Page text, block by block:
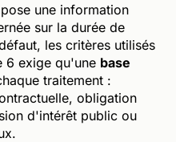
une information
sur la durée de
les critères utilisés
6 exige qu'une base
traitement :
obligation
d'intérêt public ou